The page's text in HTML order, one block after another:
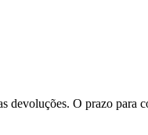
devoluções. O prazo para